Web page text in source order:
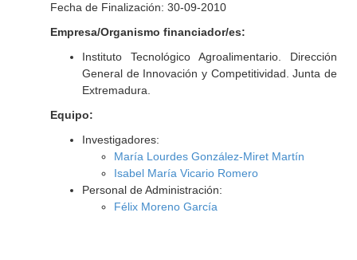
Fecha de Finalización: 30-09-2010
Empresa/Organismo financiador/es:
Instituto Tecnológico Agroalimentario. Dirección
General de Innovación y Competitividad. Junta de
Extremadura.
Equipo:
Investigadores:
María Lourdes González-Miret Martín
Isabel María Vicario Romero
Personal de Administración:
Félix Moreno García